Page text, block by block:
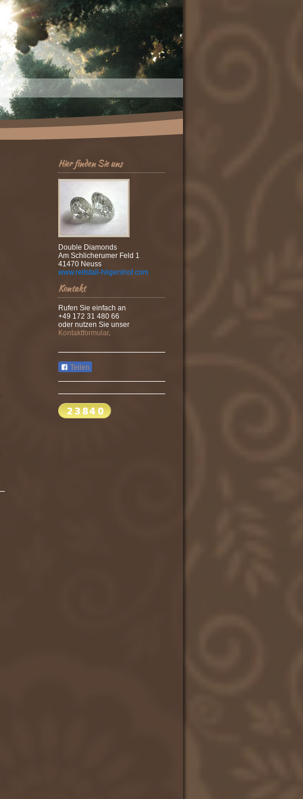
Hier finden Sie uns
Double Diamonds
Am Schlicherumer Feld 1
41470 Neuss
www.reitstall-hilgershof.com
Kontakt
Rufen Sie einfach an
+49 172 31 480 66
oder nutzen Sie unser
Kontaktformular.
Teilen